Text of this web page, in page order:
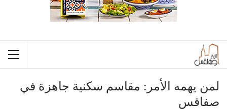
لمن يهمه الأمر: مقاسم سكنية جاهزة في
صفاقس